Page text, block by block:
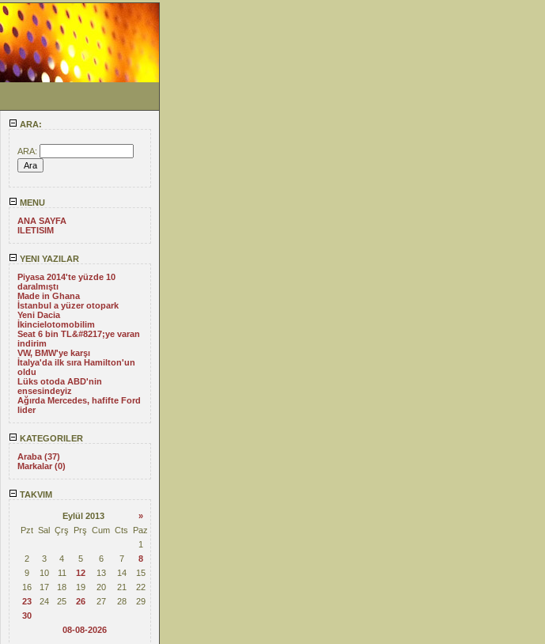
ARA:
ARA:
MENU
ANA SAYFA
ILETISIM
YENI YAZILAR
Piyasa 2014'te yüzde 10
daralmıştı
Made in Ghana
İstanbul a yüzer otopark
Yeni Dacia
İkincielotomobilim
Seat 6 bin TL&#8217;ye varan
indirim
VW, BMW'ye karşı
İtalya'da ilk sıra Hamilton'un
oldu
Lüks otoda ABD'nin
ensesindeyiz
Ağırda Mercedes, hafifte Ford
lider
KATEGORILER
Araba (37)
Markalar (0)
TAKVIM
Eylül 2013
»
Pzt Sal Çrş Prş Cum Cts
Paz
1
2
3 4 5 6 7
8
9
10 11 12 13 14
15
16
17 18 19 20 21
22
23
24 25 26 27 28
29
30
08-08-2026